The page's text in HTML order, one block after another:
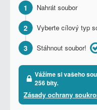
1 Nahrát soubor
2 Vyberte cílový typ
3 Stáhnout soubor!
Vážíme si vašeho
256 bity.
Zásady ochrany